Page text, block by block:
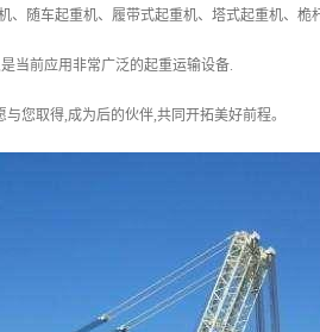
随车起重机、履带式起重机、塔式起重机、
当前应用非常广泛的起重运输设备.
您取得,成为后的伙伴,共同开拓美好前程。